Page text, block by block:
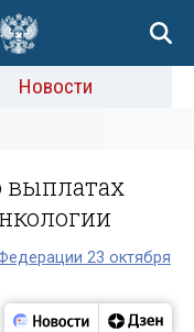
Новости
выплатах
23 октября